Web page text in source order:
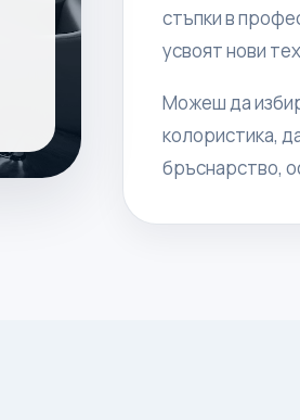
стъпки в
усвоят нови
Можеш да
колористика,
бръснарство,